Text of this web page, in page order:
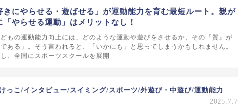
きにやらせる・遊ばせる」が運動能力を育む最短ルート。親が
「やらせる運動」はメリットなし！
どもの運動能力向上には、どのような運動や遊びをさせるか、その『質』が
ある」。そう言われると、「いかにも」と思ってしまうかもしれません。
し、全国にスポーツスクールを展開
っこ/インタビュー/スイミング/スポーツ/外遊び・中遊び/運動能力
2025.7.7